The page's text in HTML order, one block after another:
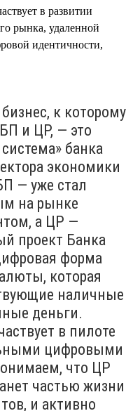
в развитии
рынка, удаленной
идентичности,
к которому
и ЦР, — это
банка
экономики
— уже стал
на рынке
а ЦР —
проект Банка
форма
которая
наличные
деньги.
в пилоте
цифровыми
что ЦР
частью жизни
и активно